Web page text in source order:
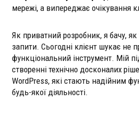
мережі, а випереджає очікування
Як приватний розробник, я бачу,
запити. Сьогодні клієнт шукає не
функціональний інструмент. Мій
створенні технічно досконалих
WordPress, які стають надійним
будь-якої діяльності.